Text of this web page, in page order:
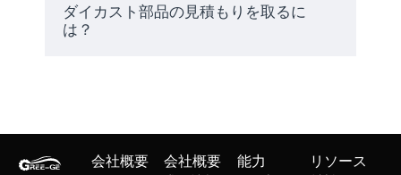
ストの削減が可能になると同時
Gree-Geで利用
ダイカスト部品の見積もりを取るに
は？
会社概要 会社概要 能力 リソース